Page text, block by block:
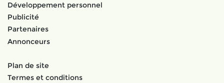
Développement personnel
Publicité
Partenaires
Annonceurs
Plan de site
Termes et conditions